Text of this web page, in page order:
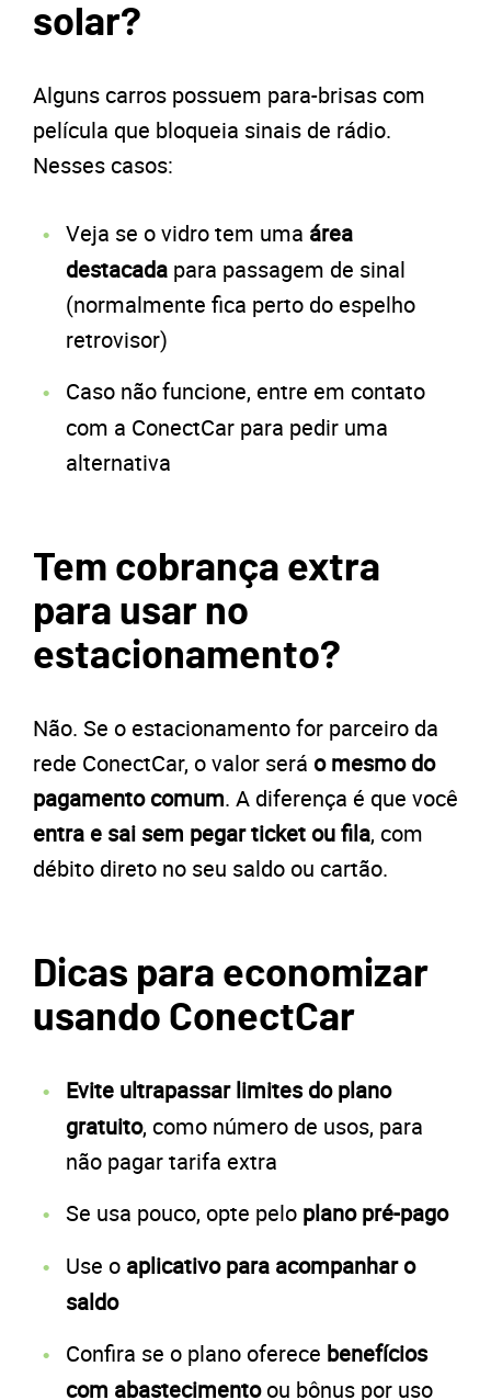
solar?
Alguns carros possuem para-brisas com
película que bloqueia sinais de rádio.
Nesses casos:
Veja se o vidro tem uma área
destacada para passagem de sinal
(normalmente fica perto do espelho
retrovisor)
Caso não funcione, entre em contato
com a ConectCar para pedir uma
alternativa
Tem cobrança extra
para usar no
estacionamento?
Não. Se o estacionamento for parceiro da
rede ConectCar, o valor será o mesmo do
pagamento comum. A diferença é que você
entra e sai sem pegar ticket ou fila, com
débito direto no seu saldo ou cartão.
Dicas para economizar
usando ConectCar
Evite ultrapassar limites do plano
gratuito, como número de usos, para
não pagar tarifa extra
Se usa pouco, opte pelo plano pré-pago
Use o aplicativo para acompanhar o
saldo
Confira se o plano oferece benefícios
com abastecimentoou bônus por uso